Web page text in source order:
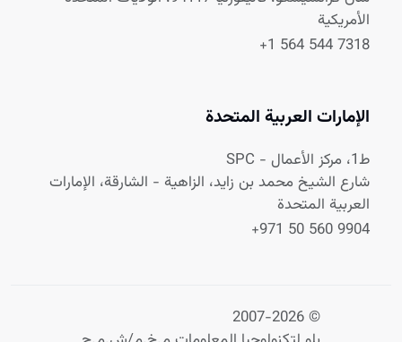
الأمريكية
+1 564 544 7318
الإمارات العربية المتحدة
ط1، مركز الأعمال - SPC
شارع الشيخ محمد بن زايد، الزاهية - الشارقة، الإمارات
العربية المتحدة
+971 50 560 9904
© 2007-2026